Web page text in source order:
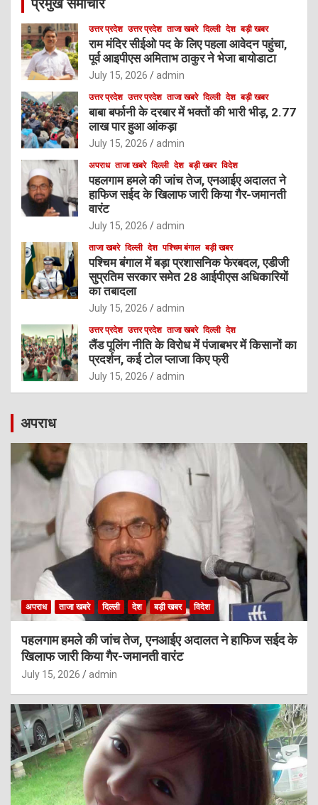
प्रमुख समाचार
उत्तर प्रदेश उत्तर प्रदेश ताजा खबरे दिल्ली देश बड़ी खबर
राम मंदिर सीईओ पद के लिए पहला आवेदन पहुंचा,
पूर्व आइपीएस अमिताभ ठाकुर ने भेजा बायोडाटा
July 15, 2026 admin
उत्तर प्रदेश उत्तर प्रदेश ताजा खबरे दिल्ली देश बड़ी खबर
बाबा बर्फानी के दरबार में भक्तों की भारी भीड़, 2.77
लाख पार हुआ आंकड़ा
July 15, 2026 admin
अपराध ताजा खबरे दिल्ली देश बड़ी खबर विदेश
पहलगाम हमले की जांच तेज, एनआईए अदालत ने
हाफिज सईद के खिलाफ जारी किया गैर-जमानती
वारंट
July 15, 2026 admin
ताजा खबरे दिल्ली देश पश्चिम बंगाल बड़ी खबर
पश्चिम बंगाल में बड़ा प्रशासनिक फेरबदल, एडीजी
सुप्रतिम सरकार समेत 28 आईपीएस अधिकारियों
का तबादला
July 15, 2026 admin
उत्तर प्रदेश उत्तर प्रदेश ताजा खबरे दिल्ली देश
लैंड पूलिंग नीति के विरोध में पंजाबभर में किसानों का
प्रदर्शन, कई टोल प्लाजा किए फ्री
July 15, 2026 admin
अपराध
अपराध ताजा खबरे दिल्ली देश बड़ी खबर विदेश
पहलगाम हमले की जांच तेज, एनआईए अदालत ने हाफिज सईद के
खिलाफ जारी किया गैर-जमानती वारंट
July 15, 2026 admin